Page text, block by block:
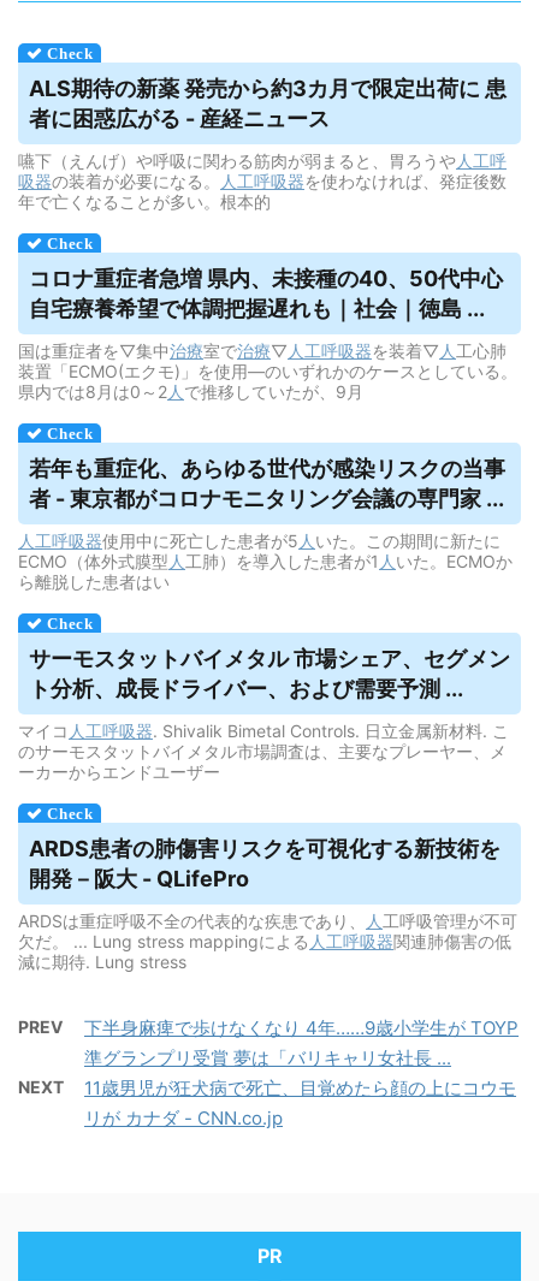
ALS期待の新薬 発売から約3カ月で限定出荷に 患
者に困惑広がる - 産経ニュース
嚥下（えんげ）や呼吸に関わる筋肉が弱まると、胃ろうや人工呼
吸器の装着が必要になる。 人工呼吸器を使わなければ、発症後数
年で亡くなることが多い。根本的
コロナ重症者急増 県内、未接種の40、50代中心
自宅療養希望で体調把握遅れも｜社会｜徳島 ...
国は重症者を▽集中治療室で治療▽ 人工呼吸器を装着▽ 人 工心肺
装置「ECMO(エクモ)」を使用―のいずれかのケースとしている。
県内では8月は0～2人 で推移していたが、9月
若年も重症化、あらゆる世代が感染リスクの当事
者 - 東京都がコロナモニタリング会議の専門家 ...
人工呼吸器使用中に死亡した患者が5 人 いた。この期間に新たに
ECMO（体外式膜型 人 工肺）を導入した患者が1 人 いた。ECMOか
ら離脱した患者はい
サーモスタットバイメタル 市場シェア、セグメン
ト分析、成長ドライバー、および需要予測 ...
マイコ 人工呼吸器. Shivalik Bimetal Controls. 日立金属新材料. こ
のサーモスタットバイメタル市場調査は、主要なプレーヤー、メ
ーカーからエンドユーザー
ARDS患者の肺傷害リスクを可視化する新技術を
開発－阪大 - QLifePro
ARDSは重症呼吸不全の代表的な疾患であり、 人 工呼吸管理が不可
欠だ。 ... Lung stress mappingによる 人工呼吸器関連肺傷害の低
減に期待. Lung stress
PREV
下半身麻痺で歩けなくなり 4年……9歳小学生が TOYP
準グランプリ受賞 夢は「バリキャリ女社長 ...
NEXT
11歳男児が狂犬病で死亡、目覚めたら顔の上にコウモ
リが カナダ - CNN.co.jp
PR